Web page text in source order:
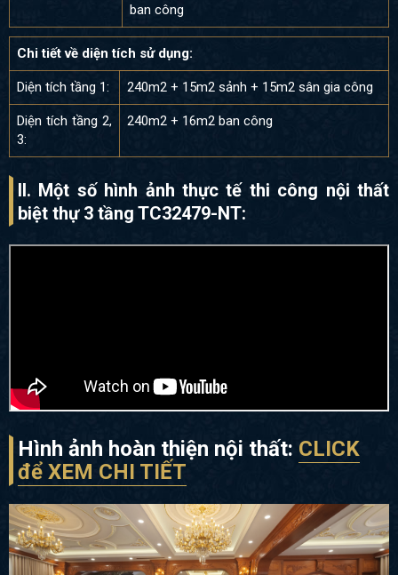
ban công
Chi tiết về diện tích sử dụng:
Diện tích tầng 1: 240m2 + 15m2 sảnh + 15m2 sân gia công
Diện tích tầng 2,
3:
240m2 + 16m2 ban công
II. Một số hình ảnh thực tế thi công nội thất
biệt thự 3 tầng TC32479-NT:
Hình ảnh hoàn thiện nội thất: CLICK
để XEM CHI TIẾT